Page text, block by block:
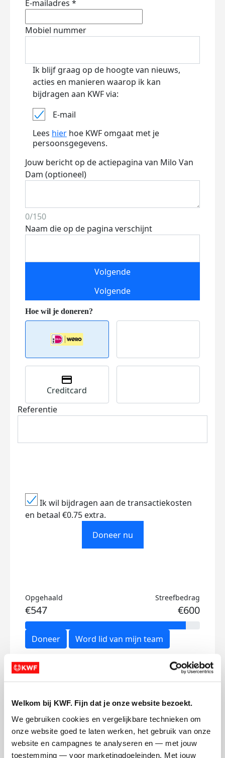
Welkom bij KWF. Fijn dat je onze website bezoekt.
We gebruiken cookies en vergelijkbare technieken om
onze website goed te laten werken, het gebruik van onze
website en campagnes te analyseren en — met jouw
toestemming — voor marketingdoeleinden. Met jouw
E-mailadres *
Mobiel nummer
Ik blijf graag op de hoogte van nieuws,
acties en manieren waarop ik kan
bijdragen aan KWF via:
E-mail
Lees hier hoe KWF omgaat met je
persoonsgegevens.
Jouw bericht op de actiepagina van Milo Van
Dam (optioneel)
0/150
Naam die op de pagina verschijnt
Volgende
Volgende
Creditcard
Referentie
Ik wil bijdragen aan de transactiekosten
en betaal €0.75 extra.
Doneer nu
Opgehaald
€547
Streefbedrag
€600
Doneer Word lid van mijn team
Updates
Bedankt